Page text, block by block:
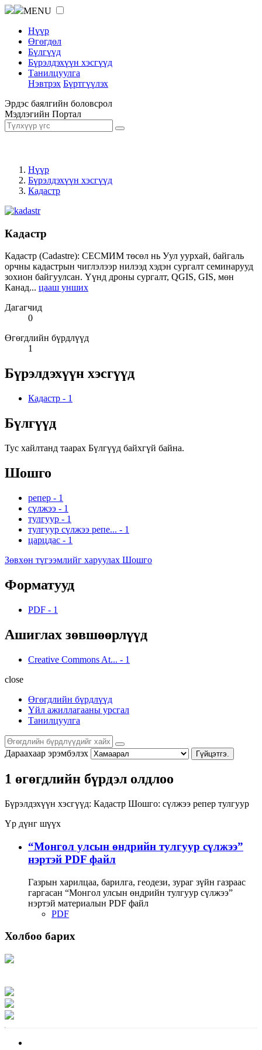
MENU
Нүүр
Өгөгдөл
Бүлгүүд
Бүрэлдэхүүн хэсгүүд
Танилцуулга
Нэвтрэх Бүртгүүлэх
Эрдэс баялгийн боловсрол
Мэдлэгийн Портал
Нүүр
Бүрэлдэхүүн хэсгүүд
Кадастр
Кадастр
Кадастр (Cadastre): СЕСМИМ төсөл нь Уул уурхай, байгаль
орчны кадастрын чиглэлээр нилээд хэдэн сургалт семинарууд
зохион байгуулсан. Үүнд дроны сургалт, QGIS, GIS, мөн
Канад... цааш унших
Дагагчид
0
Өгөгдлийн бүрдлүүд
1
Бүрэлдэхүүн хэсгүүд
Кадастр - 1
Бүлгүүд
Тус хайлтанд таарах Бүлгүүд байхгүй байна.
Шошго
репер - 1
сүлжээ - 1
тулгуур - 1
тулгуур сүлжээ репе... - 1
царцдас - 1
Зөвхөн түгээмлийг харуулах Шошго
Форматууд
PDF - 1
Ашиглах зөвшөөрлүүд
Creative Commons At... - 1
close
Өгөгдлийн бүрдлүүд
Үйл ажиллагааны урсгал
Танилцуулга
Дараахаар эрэмбэлэх Гүйцэтгэ.
1 өгөгдлийн бүрдэл олдлоо
Бүрэлдэхүүн хэсгүүд: Кадастр Шошго: сүлжээ репер тулгуур
Үр дүнг шүүх
“Монгол улсын өндрийн тулгуур сүлжээ”
нэртэй PDF файл
Газрын харилцаа, барилга, геодези, зураг зүйн газраас
гаргасан “Монгол улсын өндрийн тулгуур сүлжээ”
нэртэй материалын PDF файл
PDF
Холбоо барих